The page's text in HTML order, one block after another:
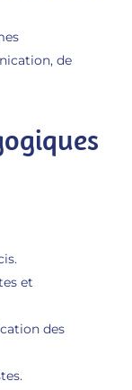
de
et
des